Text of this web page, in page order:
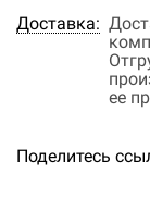
Доставка:
ее
Поделитесь